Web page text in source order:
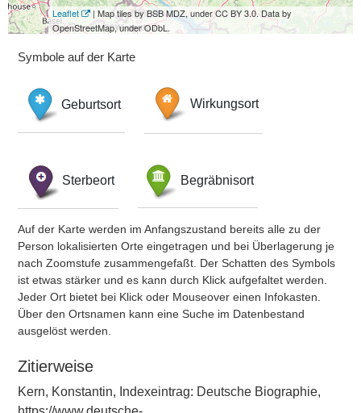
Leaflet
| Map tiles by BSB MDZ, under CC BY 3.0. Data by
OpenStreetMap, under ODbL.
Symbole auf der Karte
Geburtsort Wirkungsort
Sterbeort Begräbnisort
Auf der Karte werden im Anfangszustand bereits alle zu der
Person lokalisierten Orte eingetragen und bei Überlagerung je
nach Zoomstufe zusammengefaßt. Der Schatten des Symbols
ist etwas stärker und es kann durch Klick aufgefaltet werden.
Jeder Ort bietet bei Klick oder Mouseover einen Infokasten.
Über den Ortsnamen kann eine Suche im Datenbestand
ausgelöst werden.
Zitierweise
Kern, Konstantin, Indexeintrag: Deutsche Biographie,